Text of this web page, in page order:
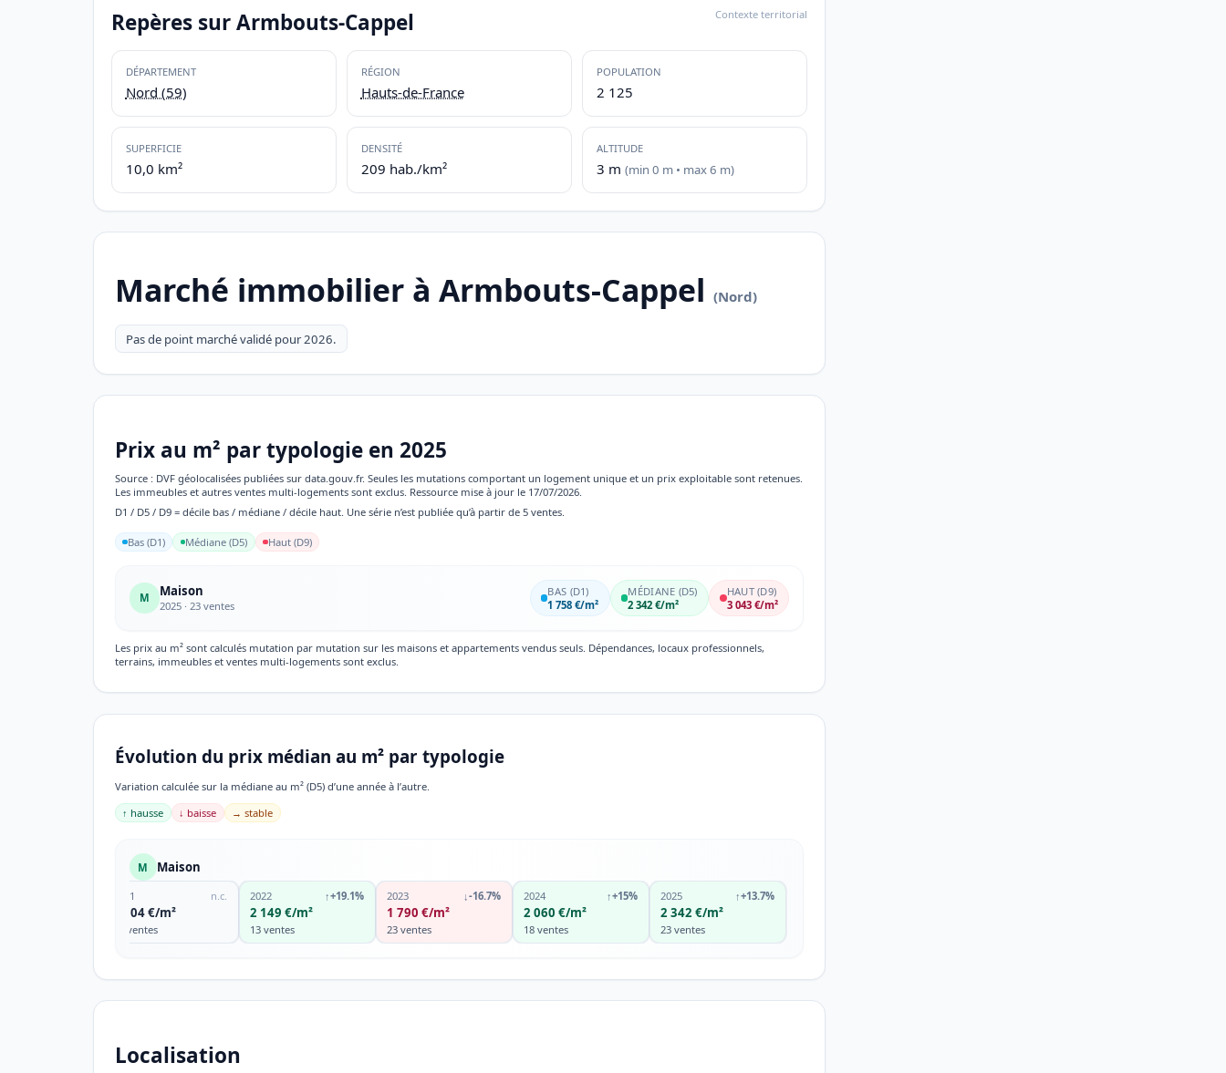
Repères sur Armbouts-Cappel Contexte territorial
DÉPARTEMENT
Nord (59)
RÉGION
Hauts-de-France
POPULATION
2 125
SUPERFICIE
10,0 km²
DENSITÉ
209 hab./km²
ALTITUDE
3 m (min 0 m • max 6 m)
Marché immobilier à Armbouts-Cappel (Nord)
Pas de point marché validé pour 2026.
Prix au m² par typologie en 2025
Source : DVF géolocalisées publiées sur data.gouv.fr. Seules les mutations comportant un logement unique et un prix exploitable sont retenues.
Les immeubles et autres ventes multi-logements sont exclus. Ressource mise à jour le 17/07/2026.
D1 / D5 / D9 = décile bas / médiane / décile haut. Une série n’est publiée qu’à partir de 5 ventes.
Bas (D1) Médiane (D5) Haut (D9)
M Maison
2025 · 23 ventes
BAS (D1)
1 758 €/m²
MÉDIANE (D5)
2 342 €/m²
HAUT (D9)
3 043 €/m²
Les prix au m² sont calculés mutation par mutation sur les maisons et appartements vendus seuls. Dépendances, locaux professionnels,
terrains, immeubles et ventes multi-logements sont exclus.
Évolution du prix médian au m² par typologie
Variation calculée sur la médiane au m² (D5) d’une année à l’autre.
↑ hausse
↓ baisse → stable
M Maison
2021 n.c.
1 804 €/m²
32 ventes
2022 ↑+19.1%
2 149 €/m²
13 ventes
2023 ↓-16.7%
1 790 €/m²
23 ventes
2024 ↑+15%
2 060 €/m²
18 ventes
2025 ↑+13.7%
2 342 €/m²
23 ventes
Localisation